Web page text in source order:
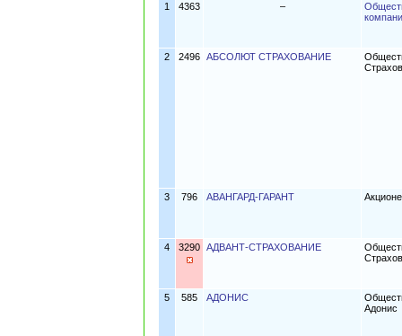
1 4363 –
2 2496 АБСОЛЮТ СТРАХОВАНИЕ
3 796 АВАНГАРД-ГАРАНТ
4 3290 АДВАНТ-СТРАХОВАНИЕ
5 585 АДОНИС
Адонис